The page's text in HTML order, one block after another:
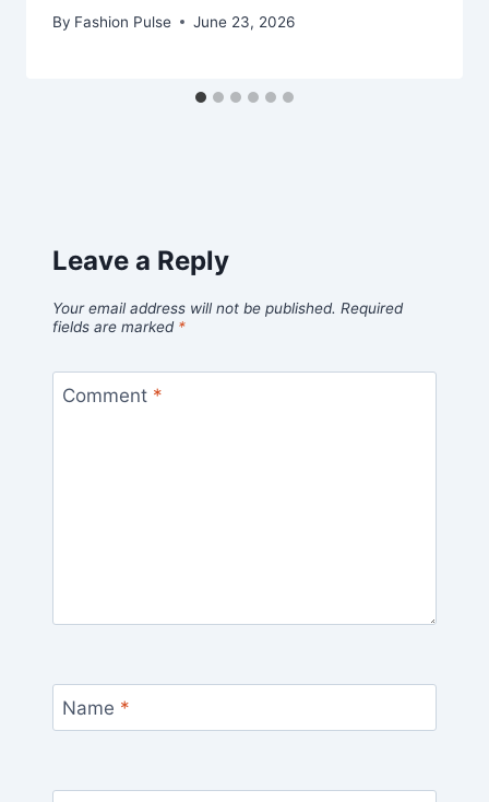
By Fashion Pulse June 23, 2026
Leave a Reply
Your email address will not be published. Required
fields are marked *
Comment *
Name *